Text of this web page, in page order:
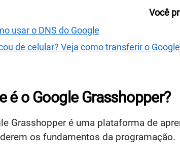
Você
usar o DNS do Google
de celular? Veja como transferir o
é o Google Grasshopper?
Grasshopper é uma plataforma de
os fundamentos da programação.